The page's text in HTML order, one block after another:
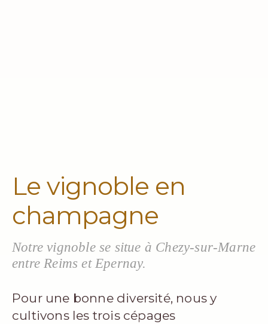
Le vignoble en
champagne
Notre vignoble se situe à Chezy-sur-Marne
entre Reims et Epernay.
Pour une bonne diversité, nous y
cultivons les trois cépages